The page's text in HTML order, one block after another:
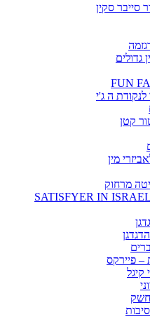
סייבר סקין
גדולים
קטן
מין
מרחוק
– פיירקס
קיגל
חשק